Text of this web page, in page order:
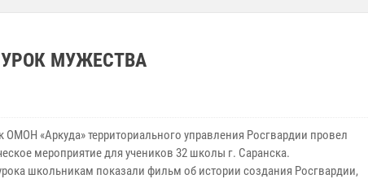
МУЖЕСТВА
ОМОН «Аркуда» территориального управления Росгвардии провел
мероприятие для учеников 32 школы г. Саранска.
школьникам показали фильм об истории создания Росгвардии,